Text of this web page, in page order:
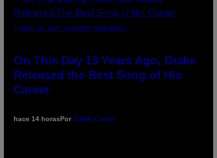
(PHOTO BY GARY GERSHOFF/WIREIMAGE)
On This Day 13 Years Ago, Drake
Released the Best Song of His
Career
hace 14 horasPorCaleb Catlin